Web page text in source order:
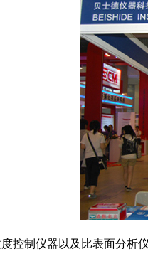
控制仪器以及比表面分析